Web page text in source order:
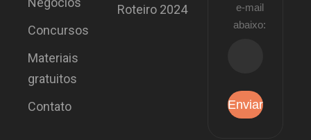
Concursos
Materiais
gratuitos
Contato
Roteiro 2024
e-mail
abaixo: